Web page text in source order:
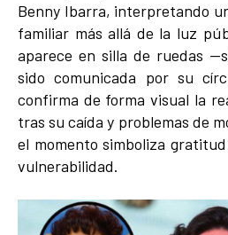
Benny Ibarra, interpretando
familiar más allá de la luz
aparece en silla de ruedas
sido comunicada por su
confirma de forma visual la
tras su caída y problemas de
el momento simboliza
vulnerabilidad.